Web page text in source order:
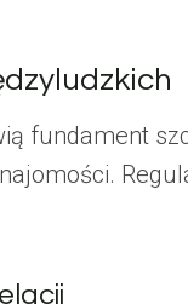
fundament